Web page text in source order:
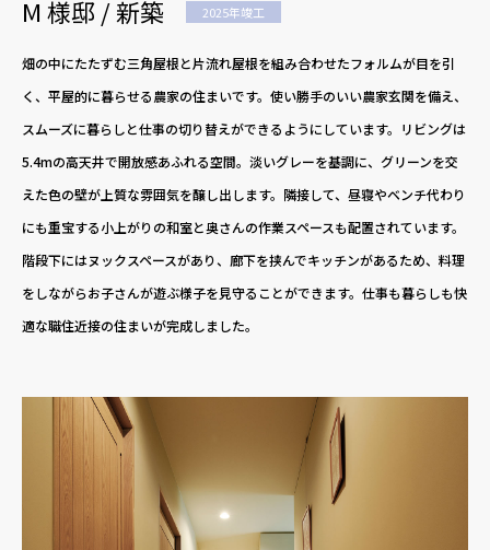
M 様邸 / 新築 2025年竣工
畑の中にたたずむ三角屋根と片流れ屋根を組み合わせたフォルムが目を引
く、平屋的に暮らせる農家の住まいです。使い勝手のいい農家玄関を備え、
スムーズに暮らしと仕事の切り替えができるようにしています。リビングは
5.4mの高天井で開放感あふれる空間。淡いグレーを基調に、グリーンを交
えた色の壁が上質な雰囲気を醸し出します。隣接して、昼寝やベンチ代わり
にも重宝する小上がりの和室と奥さんの作業スペースも配置されています。
階段下にはヌックスペースがあり、廊下を挟んでキッチンがあるため、料理
をしながらお子さんが遊ぶ様子を見守ることができます。仕事も暮らしも快
適な職住近接の住まいが完成しました。